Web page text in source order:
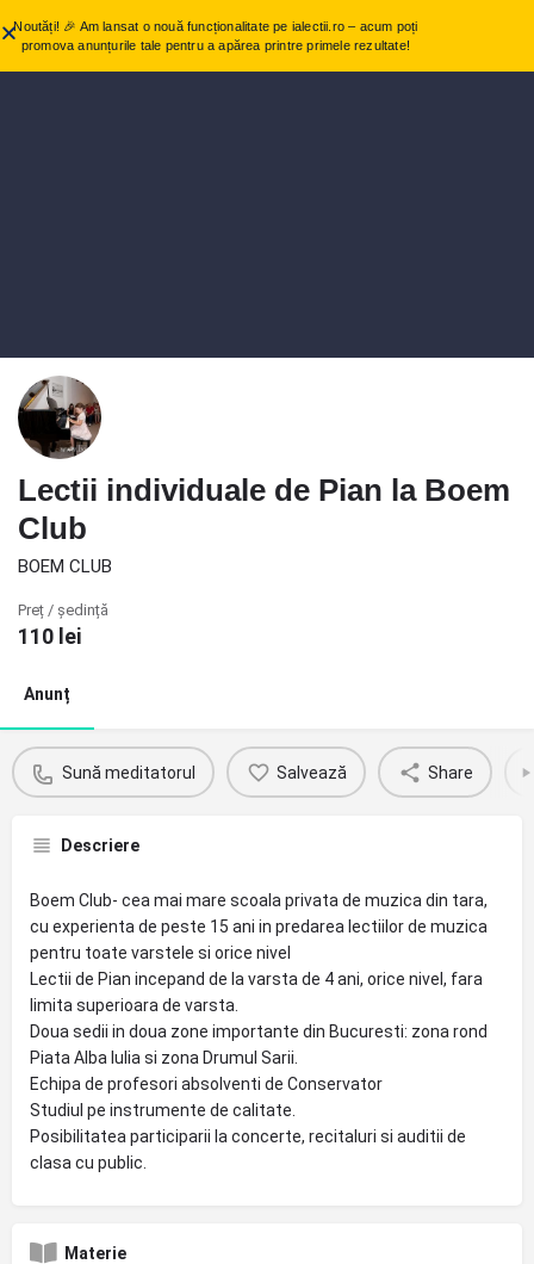
Lectii individuale de Pian la Boem
Club
BOEM CLUB
Preț / ședință
110 lei
Anunț
Sună meditatorul Salvează Share
Descriere
Boem Club- cea mai mare scoala privata de muzica din tara,
cu experienta de peste 15 ani in predarea lectiilor de muzica
pentru toate varstele si orice nivel
Lectii de Pian incepand de la varsta de 4 ani, orice nivel, fara
limita superioara de varsta.
Doua sedii in doua zone importante din Bucuresti: zona rond
Piata Alba Iulia si zona Drumul Sarii.
Echipa de profesori absolventi de Conservator
Studiul pe instrumente de calitate.
Posibilitatea participarii la concerte, recitaluri si auditii de
clasa cu public.
Materie
Noutăți! 🎉 Am lansat o nouă funcționalitate pe ialectii.ro – acum poți
promova anunțurile tale pentru a apărea printre primele rezultate!